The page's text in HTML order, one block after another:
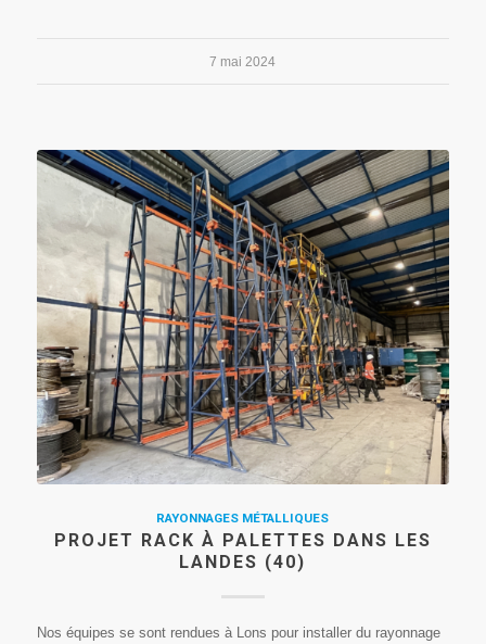
7 mai 2024
RAYONNAGES MÉTALLIQUES
PROJET RACK À PALETTES DANS LES
LANDES (40)
Nos équipes se sont rendues à Lons pour installer du rayonnage